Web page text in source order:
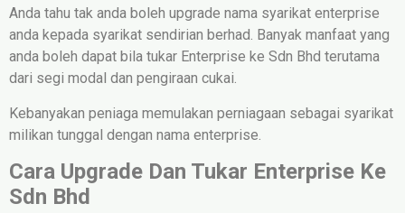
Anda tahu tak anda boleh upgrade nama syarikat enterprise
anda kepada syarikat sendirian berhad. Banyak manfaat yang
anda boleh dapat bila tukar Enterprise ke Sdn Bhd terutama
dari segi modal dan pengiraan cukai.
Kebanyakan peniaga memulakan perniagaan sebagai syarikat
milikan tunggal dengan nama enterprise.
Cara Upgrade Dan Tukar Enterprise Ke
Sdn Bhd